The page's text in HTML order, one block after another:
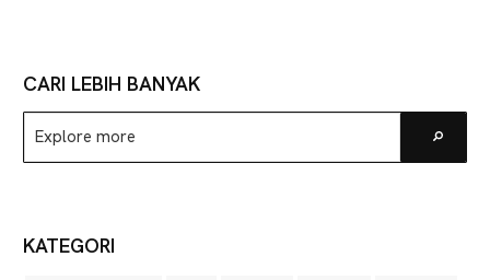
CARI LEBIH BANYAK
Explore
more
KATEGORI